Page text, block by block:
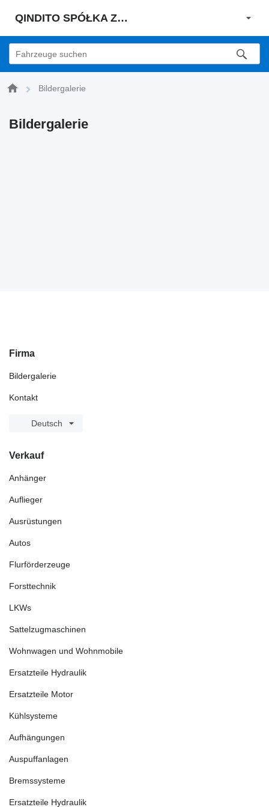
QINDITO SPÓŁKA Z OGRANICZONĄ ODPOWIEDZIALNOŚCIĄ
Bildergalerie
Bildergalerie
Firma
Bildergalerie
Kontakt
Deutsch
Verkauf
Anhänger
Auflieger
Ausrüstungen
Autos
Flurförderzeuge
Forsttechnik
LKWs
Sattelzugmaschinen
Wohnwagen und Wohnmobile
Ersatzteile Hydraulik
Ersatzteile Motor
Kühlsysteme
Aufhängungen
Auspuffanlagen
Bremssysteme
Ersatzteile Hydraulik